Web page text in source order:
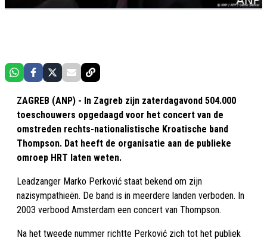
ZAGREB (ANP) - In Zagreb zijn zaterdagavond 504.000
toeschouwers opgedaagd voor het concert van de
omstreden rechts-nationalistische Kroatische band
Thompson. Dat heeft de organisatie aan de publieke
omroep HRT laten weten.
Leadzanger Marko Perković staat bekend om zijn
nazisympathieën. De band is in meerdere landen verboden. In
2003 verbood Amsterdam een concert van Thompson.
Na het tweede nummer richtte Perković zich tot het publiek